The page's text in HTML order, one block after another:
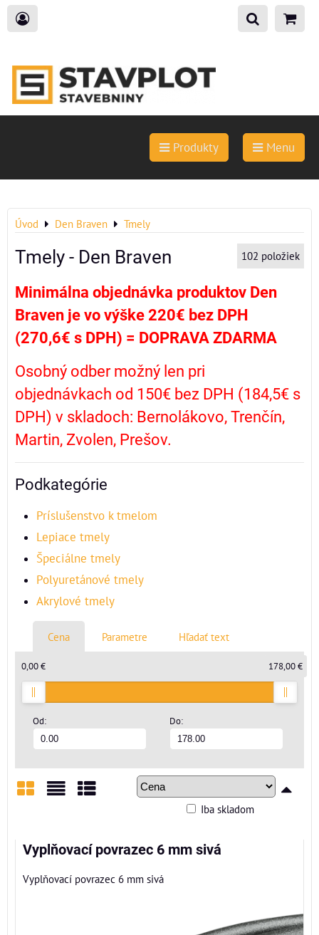
Produkty Menu
Úvod Den Braven Tmely
Tmely - Den Braven 102 položiek
Minimálna objednávka produktov Den
Braven je vo výške 220€ bez DPH
(270,6€ s DPH) = DOPRAVA ZDARMA
Osobný odber možný len pri
objednávkach od 150€ bez DPH (184,5€ s
DPH) v skladoch: Bernolákovo, Trenčín,
Martin, Zvolen, Prešov.
Podkategórie
Príslušenstvo k tmelom
Lepiace tmely
Špeciálne tmely
Polyuretánové tmely
Akrylové tmely
Cena Parametre Hľadať text
Od: Do:
0,00 € 178,00 €
Iba skladom
Vyplňovací povrazec 6 mm sivá
Vyplňovací povrazec 6 mm sivá